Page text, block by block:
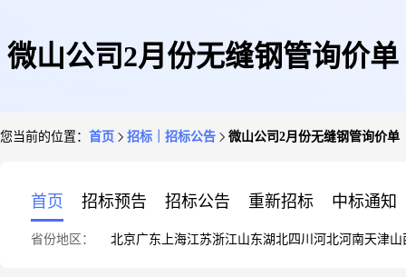
微山公司2月份无缝钢管询价单
您当前的位置： 首页 招标｜招标公告 微山公司2月份无缝钢管询价单
首页 招标预告 招标公告 重新招标 中标通知
省份地区： 北京广东 上海江苏浙江山东湖北四川 河北河南天津山